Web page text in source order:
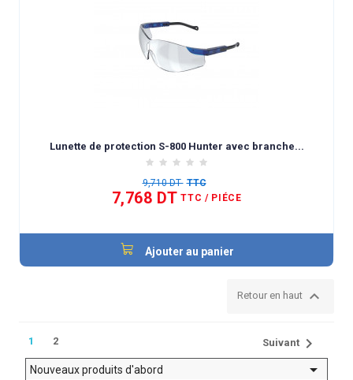
Lunette de protection S-800 Hunter avec branche...
9,710 DT TTC
7,768 DT TTC / PIÉCE
Ajouter au panier
Retour en haut 
1 2 Suivant 
Nouveaux produits d'abord 